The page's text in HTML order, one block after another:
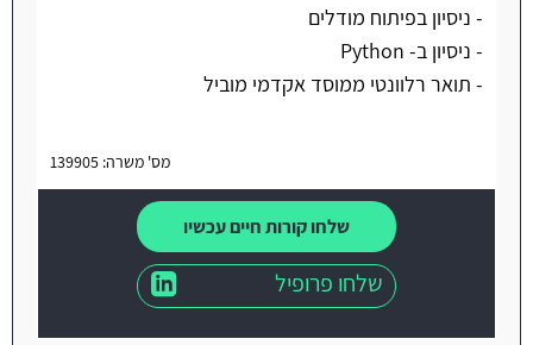
- ניסיון בפיתוח מודלים
- ניסיון ב- Python
- תואר רלוונטי ממוסד אקדמי מוביל
מס' משרה: 139905
שלחו קורות חיים עכשיו
שלחו פרופיל